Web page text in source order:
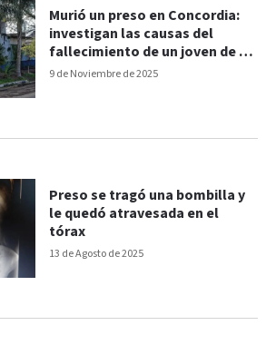
9 de Noviembre de 2025
Murió un preso en Concordia:
investigan las causas del
fallecimiento de un joven de 21
años
13 de Agosto de 2025
Preso se tragó una bombilla y
le quedó atravesada en el
tórax